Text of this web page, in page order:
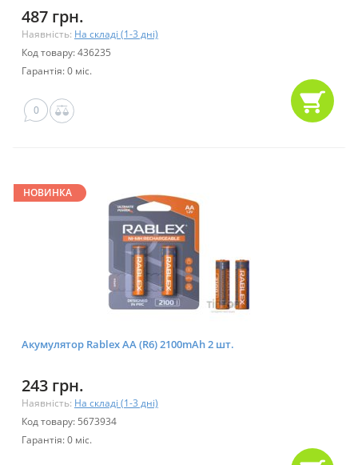
487 грн.
Наявність: На складі (1-3 дні)
Код товару: 436235
Гарантія: 0 міс.
0
НОВИНКА
Акумулятор Rablex AA (R6) 2100mAh 2 шт.
243 грн.
Наявність: На складі (1-3 дні)
Код товару: 5673934
Гарантія: 0 міс.